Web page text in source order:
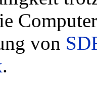
von
.